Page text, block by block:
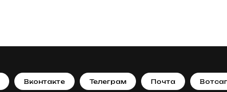
Вконтакте Телеграм Почта